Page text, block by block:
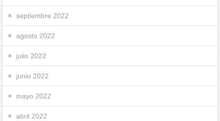
septiembre 2022
agosto 2022
julio 2022
junio 2022
mayo 2022
abril 2022